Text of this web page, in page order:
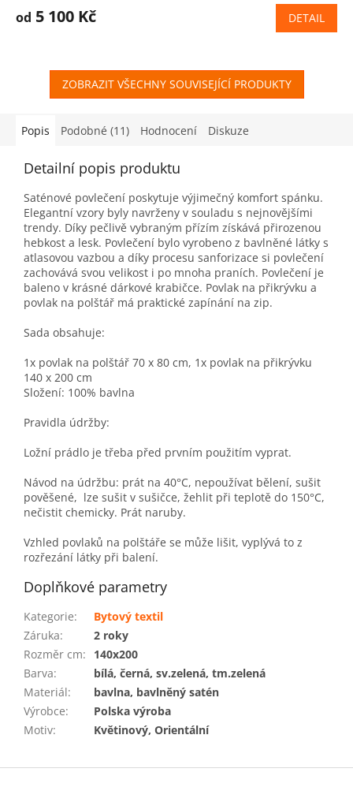
od 5 100 Kč DETAIL
ZOBRAZIT VŠECHNY SOUVISEJÍCÍ PRODUKTY
Popis Podobné (11) Hodnocení Diskuze
Detailní popis produktu
Saténové povlečení poskytuje výjimečný komfort spánku.
Elegantní vzory byly navrženy v souladu s nejnovějšími
trendy. Díky pečlivě vybraným přízím získává přirozenou
hebkost a lesk. Povlečení bylo vyrobeno z bavlněné látky s
atlasovou vazbou a díky procesu sanforizace si povlečení
zachovává svou velikost i po mnoha praních. Povlečení je
baleno v krásné dárkové krabičce. Povlak na přikrývku a
povlak na polštář má praktické zapínání na zip.
Sada obsahuje:
1x povlak na polštář 70 x 80 cm, 1x povlak na přikrývku
140 x 200 cm
Složení: 100% bavlna
Pravidla údržby:
Ložní prádlo je třeba před prvním použitím vyprat.
Návod na údržbu: prát na 40°C, nepoužívat bělení, sušit
pověšené, lze sušit v sušičce, žehlit při teplotě do 150°C,
nečistit chemicky. Prát naruby.
Vzhled povlaků na polštáře se může lišit, vyplývá to z
rozřezání látky při balení.
Doplňkové parametry
Kategorie:
Bytový textil
Záruka:
2 roky
Rozměr cm:
140x200
Barva:
bílá, černá, sv.zelená, tm.zelená
Materiál:
bavlna, bavlněný satén
Výrobce:
Polska výroba
Motiv: Květinový, Orientální
Z